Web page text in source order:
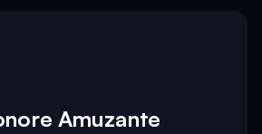
Amuzante